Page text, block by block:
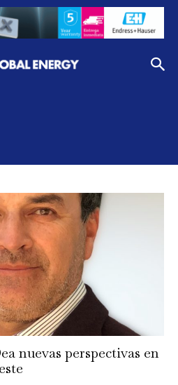
nuevas perspectivas en